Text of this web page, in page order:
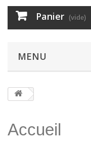
Panier (vide)
MENU
Accueil